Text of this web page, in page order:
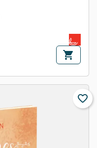
shopping_cart
favorite_border